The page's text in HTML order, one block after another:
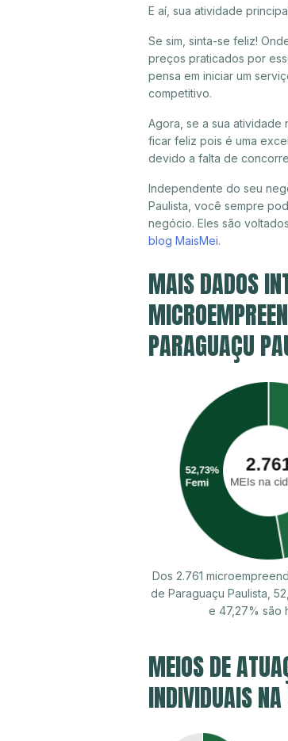
E aí, sua atividade
Se sim, sinta-se feliz!
preços praticados por
pensa em iniciar um
competitivo.
Agora, se a sua atividade
ficar feliz pois é uma
devido a falta de
Independente do seu
Paulista, você sempre
negócio. Eles são
blog MaisMei.
MAIS DADOS
PARAGUAÇU
Dos 2.761
de Paraguaçu Paulista,
e 47,27% são
MEIOS DE
INDIVIDUAIS